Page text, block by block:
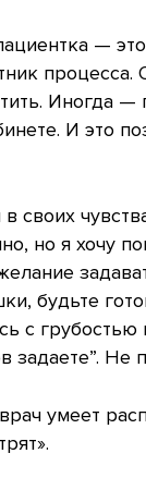
—
процесса.
Иногда
И это
своих
но я хочу
будьте
с
задаете”. Не
умеет